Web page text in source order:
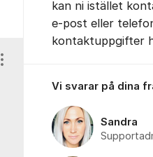
Visa/dölj inställningar för inlägg/
kan ni istället
e-post eller
kontaktuppgifter
Vi svarar på dina
Sandra